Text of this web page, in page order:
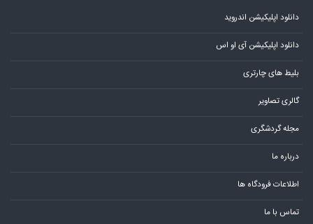
دانلود اپلیکیشن اندروید
دانلود اپلیکیشن آی او اس
بلیط های چارتری
گالری تصاویر
مجله گردشگری
درباره ما
اطلاعات فرودگاه ها
تماس با ما